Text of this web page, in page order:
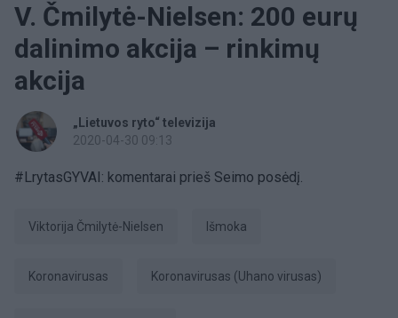
V. Čmilytė-Nielsen: 200 eurų
dalinimo akcija – rinkimų
akcija
„Lietuvos ryto“ televizija
2020-04-30 09:13
#LrytasGYVAI: komentarai prieš Seimo posėdį.
Viktorija Čmilytė-Nielsen išmoka
koronavirusas koronavirusas (Uhano virusas)